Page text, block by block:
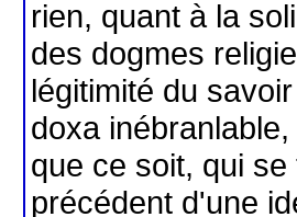
rien, quant à la
des dogmes
légitimité du
doxa
que ce soit, qui
précédent d'une